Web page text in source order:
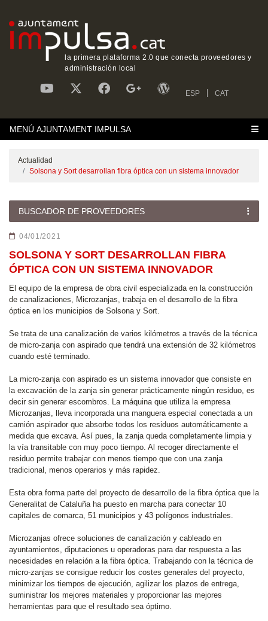
la primera plataforma 2.0 que conecta proveedores y
administración local
ESP CAT
MENÚ AJUNTAMENT IMPULSA
Actualidad
Solsona y Sort desarrollan fibra óptica con un sistema innovador
BUSCADOR DE PROVEEDORES
04/01/2021
SOLSONA Y SORT DESARROLLAN FIBRA
ÓPTICA CON UN SISTEMA INNOVADOR
El equipo de la empresa de obra civil especializada en la construcción
de canalizaciones, Microzanjas, trabaja en el desarrollo de la fibra
óptica en los municipios de Solsona y Sort.
Se trata de una canalización de varios kilómetros a través de la técnica
de micro-zanja con aspirado que tendrá una extensión de 32 kilómetros
cuando esté terminado.
La micro-zanja con aspirado es un sistema innovador que consiste en
la excavación de la zanja sin generar prácticamente ningún residuo, es
decir sin generar escombros. La máquina que utiliza la empresa
Microzanjas, lleva incorporada una manguera especial conectada a un
camión aspirador que absorbe todos los residuos automáticamente a
medida que excava. Así pues, la zanja queda completamente limpia y
la vía transitable con muy poco tiempo. Al recoger directamente el
residuo permite trabajar con menos tiempo que con una zanja
tradicional, menos operarios y más rapidez.
Esta obra forma parte del proyecto de desarrollo de la fibra óptica que la
Generalitat de Cataluña ha puesto en marcha para conectar 10
capitales de comarca, 51 municipios y 43 polígonos industriales.
Microzanjas ofrece soluciones de canalización y cableado en
ayuntamientos, diputaciones u operadoras para dar respuesta a las
necesidades en relación a la fibra óptica. Trabajando con la técnica de
micro-zanjas se consigue reducir los costes generales del proyecto,
minimizar los tiempos de ejecución, agilizar los plazos de entrega,
suministrar los mejores materiales y proporcionar las mejores
herramientas para que el resultado sea óptimo.